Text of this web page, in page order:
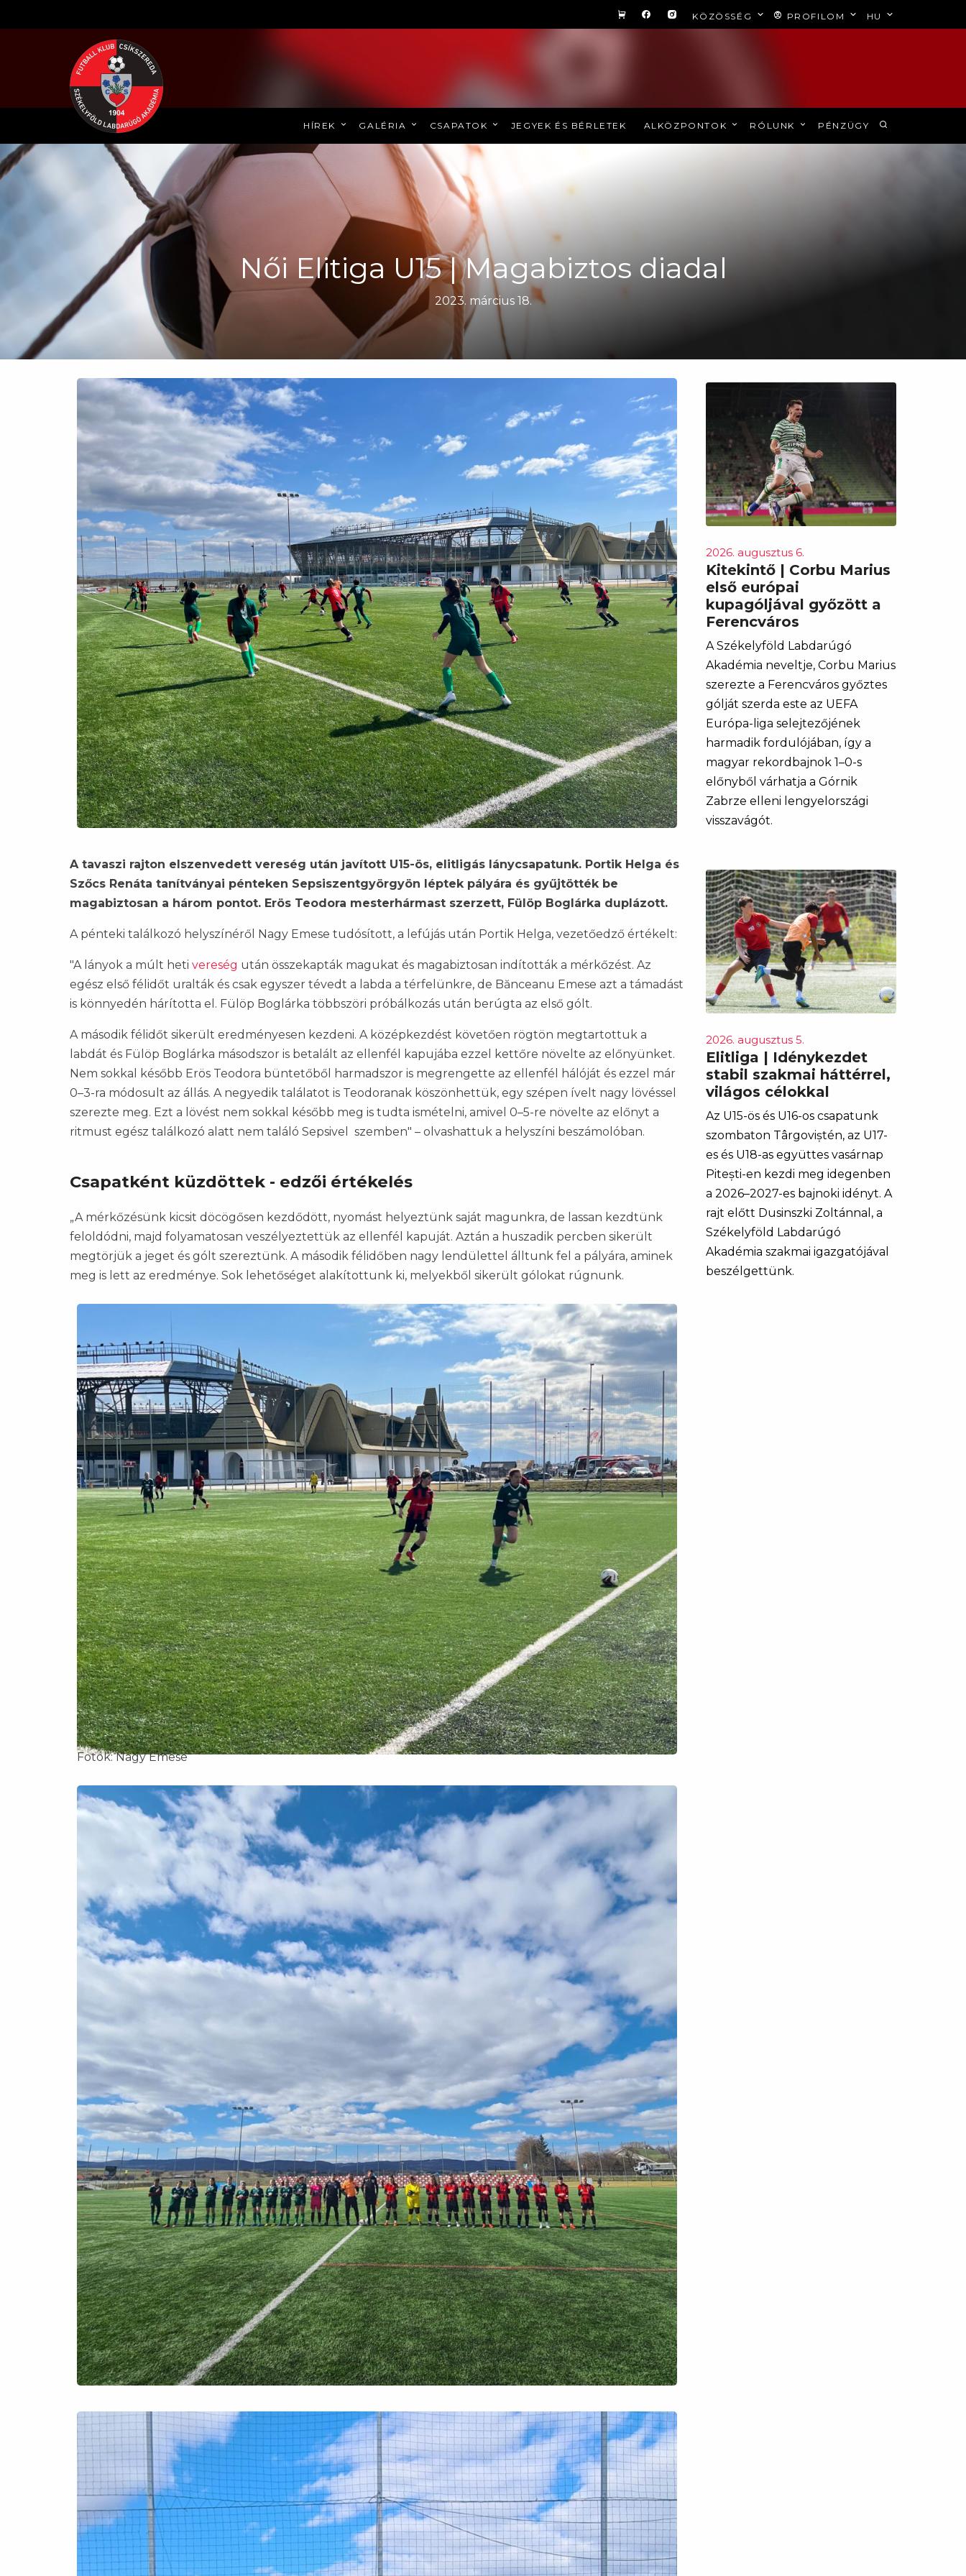
KÖZÖSSÉG PROFILOM HU
HÍREK GALÉRIA CSAPATOK JEGYEK ÉS BÉRLETEK ALKÖZPONTOK RÓLUNK PÉNZÜGY
Női Elitiga U15 | Magabiztos diadal
2023. március 18.
A tavaszi rajton elszenvedett vereség után javított U15-ös, elitligás lánycsapatunk. Portik Helga és
Szőcs Renáta tanítványai pénteken Sepsiszentgyörgyön léptek pályára és gyűjtötték be
magabiztosan a három pontot. Erös Teodora mesterhármast szerzett, Fülöp Boglárka duplázott.
A pénteki találkozó helyszínéről Nagy Emese tudósított, a lefújás után Portik Helga, vezetőedző értékelt:
"A lányok a múlt heti vereség után összekapták magukat és magabiztosan indították a mérkőzést. Az
egész első félidőt uralták és csak egyszer tévedt a labda a térfelünkre, de Bănceanu Emese azt a támadást
is könnyedén hárította el. Fülöp Boglárka többszöri próbálkozás után berúgta az első gólt.
A második félidőt sikerült eredményesen kezdeni. A középkezdést követően rögtön megtartottuk a
labdát és Fülöp Boglárka másodszor is betalált az ellenfél kapujába ezzel kettőre növelte az előnyünket.
Nem sokkal később Erös Teodora büntetőből harmadszor is megrengette az ellenfél hálóját és ezzel már
0–3-ra módosult az állás. A negyedik találatot is Teodoranak köszönhettük, egy szépen ívelt nagy lövéssel
szerezte meg. Ezt a lövést nem sokkal később meg is tudta ismételni, amivel 0–5-re növelte az előnyt a
ritmust egész találkozó alatt nem találó Sepsivel szemben" – olvashattuk a helyszíni beszámolóban.
Csapatként küzdöttek - edzői értékelés
„A mérkőzésünk kicsit döcögősen kezdődött, nyomást helyeztünk saját magunkra, de lassan kezdtünk
feloldódni, majd folyamatosan veszélyeztettük az ellenfél kapuját. Aztán a huszadik percben sikerült
megtörjük a jeget és gólt szereztünk. A második félidőben nagy lendülettel álltunk fel a pályára, aminek
meg is lett az eredménye. Sok lehetőséget alakítottunk ki, melyekből sikerült gólokat rúgnunk.
Fotók: Nagy Emese
2026. augusztus 6.
Kitekintő | Corbu Marius
első európai
kupagóljával győzött a
Ferencváros
A Székelyföld Labdarúgó
Akadémia neveltje, Corbu Marius
szerezte a Ferencváros győztes
gólját szerda este az UEFA
Európa-liga selejtezőjének
harmadik fordulójában, így a
magyar rekordbajnok 1–0-s
előnyből várhatja a Górnik
Zabrze elleni lengyelországi
visszavágót.
2026. augusztus 5.
Elitliga | Idénykezdet
stabil szakmai háttérrel,
világos célokkal
Az U15-ös és U16-os csapatunk
szombaton Târgoviștén, az U17-
es és U18-as együttes vasárnap
Pitești-en kezdi meg idegenben
a 2026–2027-es bajnoki idényt. A
rajt előtt Dusinszki Zoltánnal, a
Székelyföld Labdarúgó
Akadémia szakmai igazgatójával
beszélgettünk.